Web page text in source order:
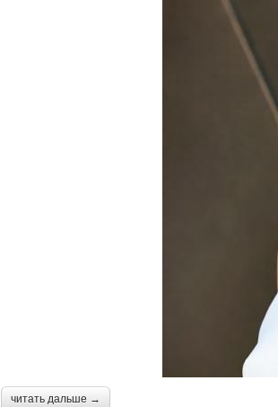
читать дальше →